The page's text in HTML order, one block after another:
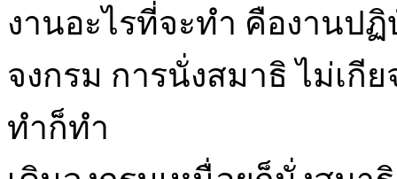
งานอะไรที่จะทำ คืองานป
จงกรม การนั่งสมาธิ ไม่เกี
ทำก็ทำ